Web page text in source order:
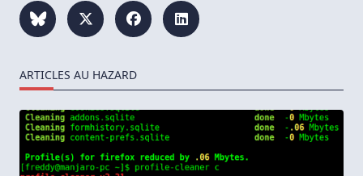
ARTICLES AU HAZARD